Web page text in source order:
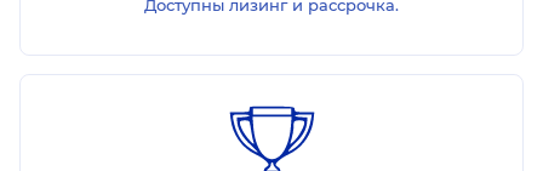
Доступны лизинг и рассрочка.